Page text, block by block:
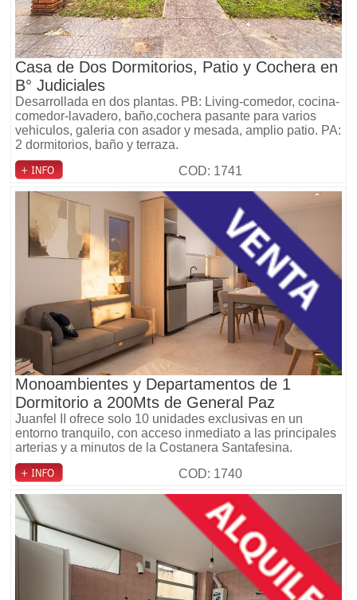
Casa de Dos Dormitorios, Patio y Cochera en
B° Judiciales
Desarrollada en dos plantas. PB: Living-comedor, cocina-
comedor-lavadero, baño,cochera pasante para varios
vehiculos, galeria con asador y mesada, amplio patio. PA:
2 dormitorios, baño y terraza.
COD: 1741
Monoambientes y Departamentos de 1
Dormitorio a 200Mts de General Paz
Juanfel II ofrece solo 10 unidades exclusivas en un
entorno tranquilo, con acceso inmediato a las principales
arterias y a minutos de la Costanera Santafesina.
COD: 1740